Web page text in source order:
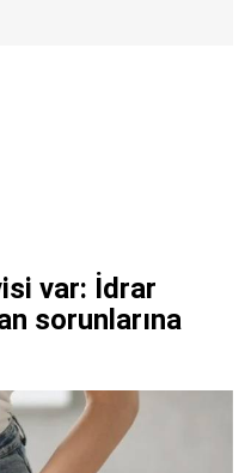
var: İdrar
sorunlarına